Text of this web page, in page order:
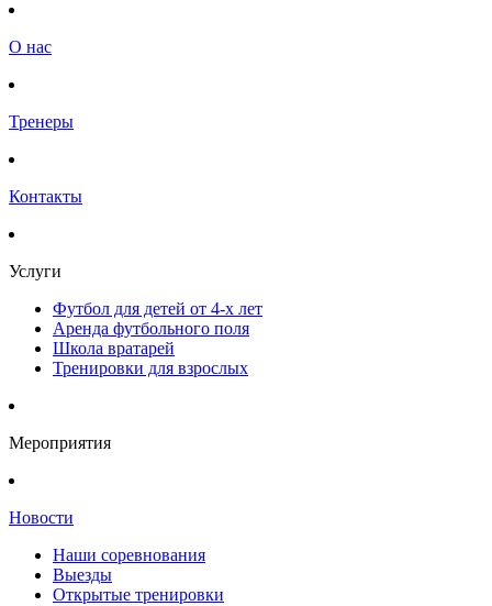
О нас
Тренеры
Контакты
Услуги
Футбол для детей от 4-х лет
Аренда футбольного поля
Школа вратарей
Тренировки для взрослых
Мероприятия
Новости
Наши соревнования
Выезды
Открытые тренировки